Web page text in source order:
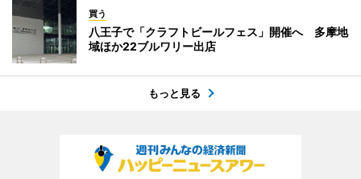
買う
八王子で「クラフトビールフェス」開催へ 多摩地
域ほか22ブルワリー出店
もっと見る